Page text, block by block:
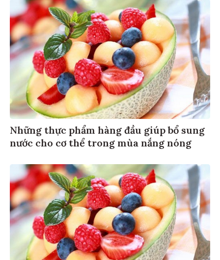
Những thực phẩm hàng đầu giúp bổ sung
nước cho cơ thể trong mùa nắng nóng